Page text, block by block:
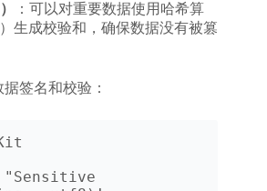
：可以对重要数据使用哈希算
生成校验和，确保数据没有被篡
签名和校验：
"Sensitive